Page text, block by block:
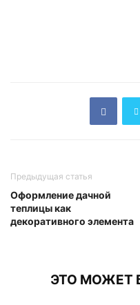
Предыдущая статья
Оформление дачной
теплицы как
декоративного элемента
ЭТО МОЖЕТ